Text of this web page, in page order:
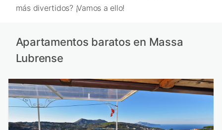
más divertidos? ¡Vamos a ello!
Apartamentos baratos en Massa
Lubrense